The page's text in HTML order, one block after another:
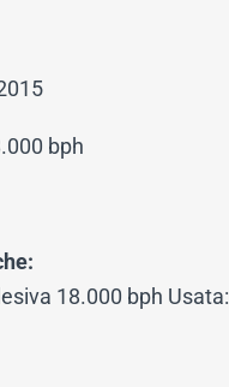
bph
18.000 bph Usata: